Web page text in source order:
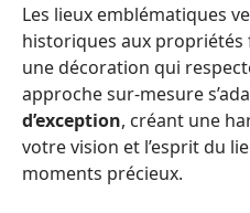
Les lieux emblématiques
historiques aux propriétés
une décoration qui
approche sur-mesure
d’exception, créant une
votre vision et l’esprit du
moments précieux.